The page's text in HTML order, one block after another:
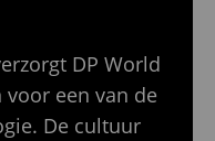
DP World
een van de
De cultuur